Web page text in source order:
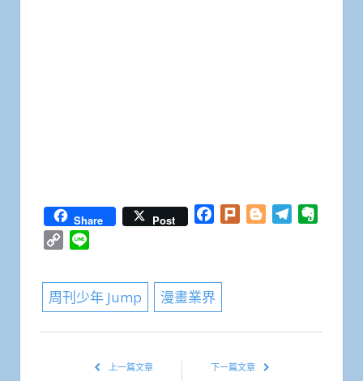
Share Post Facebook
Plurk BloggerTelegram
Copy
周刊少年 Jump 漫畫業界
上一篇文章 下一篇文章